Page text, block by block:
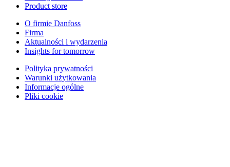
Product store
O firmie Danfoss
Firma
Aktualności i wydarzenia
Insights for tomorrow
Polityka prywatności
Warunki użytkowania
Informacje ogólne
Pliki cookie